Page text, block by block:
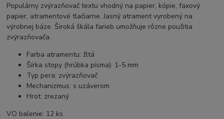
Populárny zvýrazňovač textu vhodný na papier, kópie, faxový
papier, atramentové tlačiarne. Jasný atrament vyrobený na
výrobnej báze. Široká škála farieb umožňuje rôzne použitia
zvýrazňovača.
Farba atramentu: žltá
Šírka stopy (hrúbka písma): 1-5 mm
Typ pera: zvýrazňovač
Mechanizmus: s uzáverom
Hrot: zrezaný
VO balenie: 12 ks